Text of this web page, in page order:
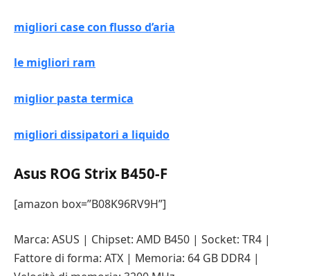
migliori case con flusso d’aria
le migliori ram
miglior pasta termica
migliori dissipatori a liquido
Asus ROG Strix B450-F
[amazon box=”B08K96RV9H”]
Marca: ASUS | Chipset: AMD B450 | Socket: TR4 |
Fattore di forma: ATX | Memoria: 64 GB DDR4 |